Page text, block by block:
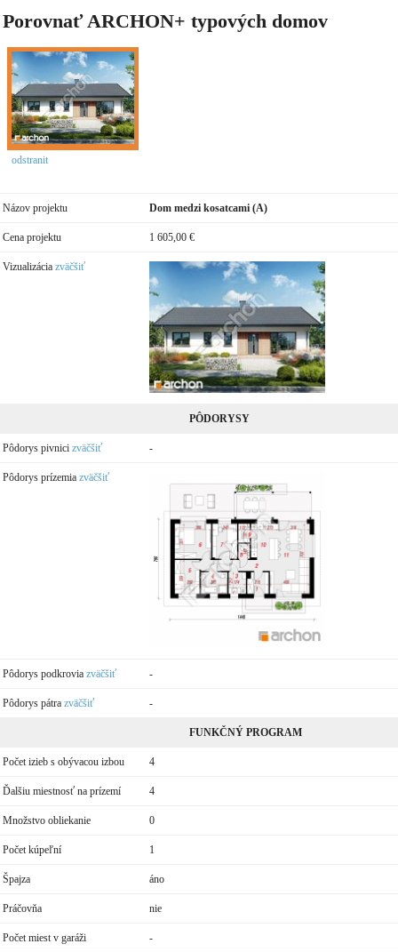
Porovnať ARCHON+ typových domov
odstranit
Názov projektu Dom medzi kosatcami (A)
Cena projektu 1 605,00 €
Vizualizácia zväčšiť
PÔDORYSY
Pôdorys pivnici zväčšiť -
Pôdorys prízemia zväčšiť
Pôdorys podkrovia zväčšiť -
Pôdorys pátra zväčšiť -
FUNKČNÝ PROGRAM
Počet izieb s obývacou izbou 4
Ďalšiu miestnosť na prízemí 4
Množstvo obliekanie 0
Počet kúpeľní 1
Špajza áno
Práčovňa nie
Počet miest v garáži -